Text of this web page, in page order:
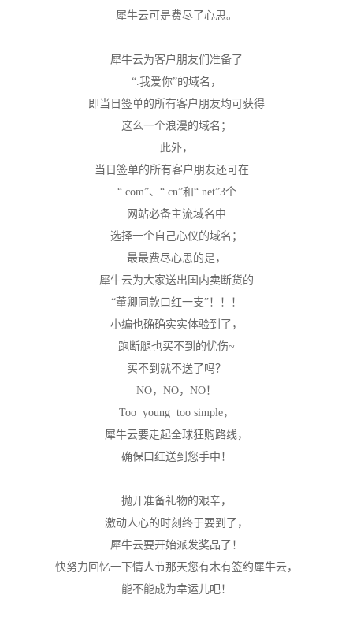
犀牛云可是费尽了心思。
犀牛云为客户朋友们准备了
“.我爱你”的域名，
即当日签单的所有客户朋友均可获得
这么一个浪漫的域名；
此外，
当日签单的所有客户朋友还可在
“.com”、“.cn”和“.net”3个
网站必备主流域名中
选择一个自己心仪的域名；
最最费尽心思的是，
犀牛云为大家送出国内卖断货的
“董卿同款口红一支”！！！
小编也确确实实体验到了，
跑断腿也买不到的忧伤~
买不到就不送了吗？
NO， NO， NO！
Too young too simple，
犀牛云要走起全球狂购路线，
确保口红送到您手中！
抛开准备礼物的艰辛，
激动人心的时刻终于要到了，
犀牛云要开始派发奖品了！
快努力回忆一下情人节那天您有木有签约犀牛云，
能不能成为幸运儿吧！